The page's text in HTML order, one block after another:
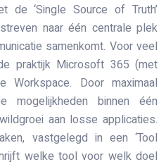
de ‘Single Source of Truth’
naar één centrale plek
samenkomt. Voor veel
praktijk Microsoft 365 (met
Door maximaal
binnen één
aan losse applicaties.
vastgelegd in een ‘Tool
welke tool voor welk doel